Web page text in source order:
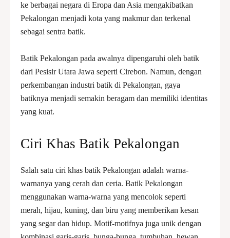
ke berbagai negara di Eropa dan Asia mengakibatkan
Pekalongan menjadi kota yang makmur dan terkenal
sebagai sentra batik.
Batik Pekalongan pada awalnya dipengaruhi oleh batik
dari Pesisir Utara Jawa seperti Cirebon. Namun, dengan
perkembangan industri batik di Pekalongan, gaya
batiknya menjadi semakin beragam dan memiliki identitas
yang kuat.
Ciri Khas Batik Pekalongan
Salah satu ciri khas batik Pekalongan adalah warna-
warnanya yang cerah dan ceria. Batik Pekalongan
menggunakan warna-warna yang mencolok seperti
merah, hijau, kuning, dan biru yang memberikan kesan
yang segar dan hidup. Motif-motifnya juga unik dengan